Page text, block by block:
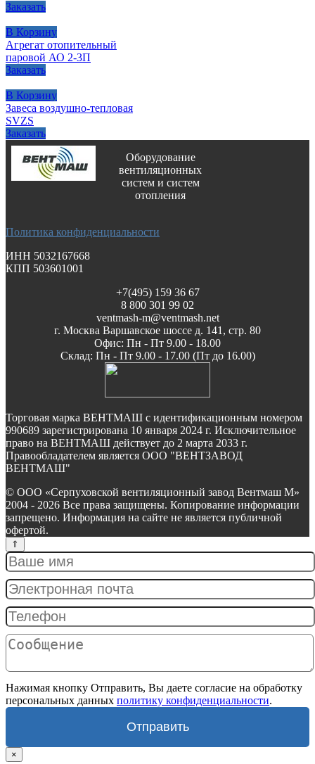
Заказать
В Корзину
Агрегат отопительный
паровой АО 2-3П
Заказать
В Корзину
Завеса воздушно-тепловая
SVZS
Заказать
Оборудование
вентиляционных
систем и систем
отопления
Политика конфиденциальности
ИНН 5032167668
КПП 503601001
+7(495) 159 36 67
8 800 301 99 02
ventmash-m@ventmash.net
г. Москва Варшавское шоссе д. 141, стр. 80
Офис: Пн - Пт 9.00 - 18.00
Склад: Пн - Пт 9.00 - 17.00 (Пт до 16.00)
Торговая марка ВЕНТМАШ с идентификационным номером
990689 зарегистрирована 10 января 2024 г. Исключительное
право на ВЕНТМАШ действует до 2 марта 2033 г.
Правообладателем является ООО "ВЕНТЗАВОД
ВЕНТМАШ"
© ООО «Серпуховской вентиляционный завод Вентмаш М»
2004 - 2026 Все права защищены. Копирование информации
запрещено. Информация на сайте не является публичной
офертой.
Нажимая кнопку Отправить, Вы даете согласие на обработку
персональных данных политику конфиденциальности.
Отправить
×